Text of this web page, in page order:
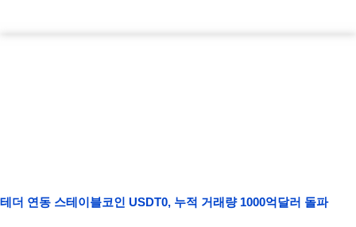
테더 연동 스테이블코인 USDT0, 누적 거래량 1000억달러 돌파